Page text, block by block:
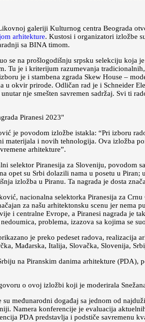
galeriji Kulturnog centra Beograda
arhitekture. Kustosi i organizatori izložbe
sa BINA timom.
se na prošlogodišnju srpsku selekciju koja
Tu je i kriterijum razumevanja
je i stambena zgrada Skew House –
u okvir prirode. Odličan rad je i Schneider
nje smešten savremen sadržaj. Svi ti
je povodom izložbe istakla: “Pri izboru
materijala i novih tehnologija. Ova izložba
arhitekture”.
selektor Piranesija za Sloveniju, povodom
opet su Srbi dolazili nama u posetu u
izložba u Piranu. Ta nagrada je dosta
nacionalna selektorka Piranesija za
za našu arhitektonsku scenu jer nema
i centralne Evrope, a Piranesi nagrada je
problema, izazova sa kojima se
je preko pedeset radova, realizacija
Mađarska, Italija, Slovačka, Slovenija,
na Piranskim danima arhitekture (PDA),
o ovoj izložbi koji je moderirala
su međunarodni događaj sa jednom od
Namera konferencije je evaluacija
PDA predstavlja i podstiče savremenu